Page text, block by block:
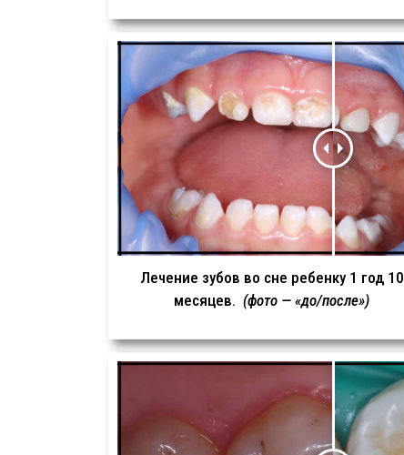
Лечение зубов во сне ребенку 1 год 10
месяцев.(фото — «до/после»)